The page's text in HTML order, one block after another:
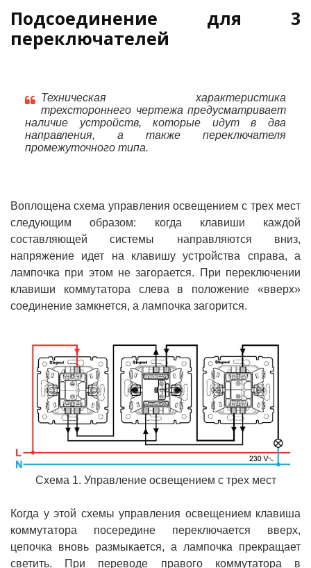
Подсоединение для 3
переключателей
Техническая характеристика
трехстороннего чертежа предусматривает
наличие устройств, которые идут в два
направления, а также переключателя
промежуточного типа.
Воплощена схема управления освещением с трех мест
следующим образом: когда клавиши каждой
составляющей системы направляются вниз,
напряжение идет на клавишу устройства справа, а
лампочка при этом не загорается. При переключении
клавиши коммутатора слева в положение «вверх»
соединение замкнется, а лампочка загорится.
Схема 1. Управление освещением с трех мест
Когда у этой схемы управления освещением клавиша
коммутатора посередине переключается вверх,
цепочка вновь размыкается, а лампочка прекращает
светить. При переводе правого коммутатора в